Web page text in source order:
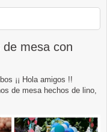
mesa con
¡¡ Hola amigos !!
de mesa hechos de lino,